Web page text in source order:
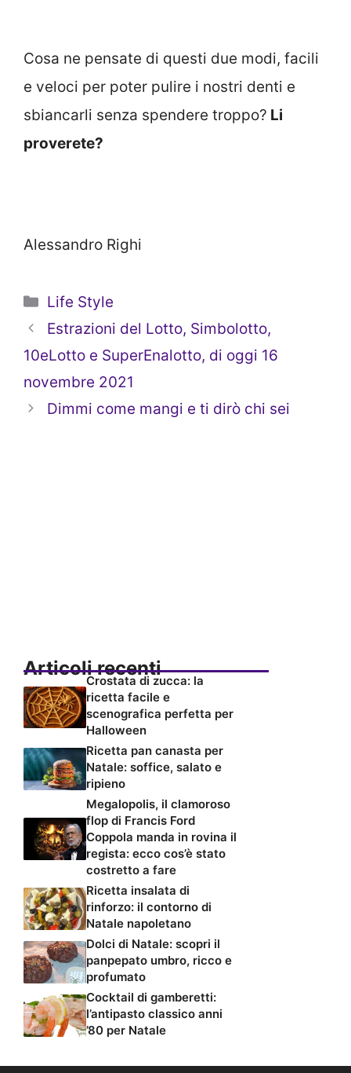
Cosa ne pensate di questi due modi, facili
e veloci per poter pulire i nostri denti e
sbiancarli senza spendere troppo? Li
proverete?
Alessandro Righi
Categorie
Life Style
Estrazioni del Lotto, Simbolotto,
10eLotto e SuperEnalotto, di oggi 16
novembre 2021
Dimmi come mangi e ti dirò chi sei
Articoli recenti
Crostata di zucca: la
ricetta facile e
scenografica perfetta per
Halloween
Ricetta pan canasta per
Natale: soffice, salato e
ripieno
Megalopolis, il clamoroso
flop di Francis Ford
Coppola manda in rovina il
regista: ecco cos’è stato
costretto a fare
Ricetta insalata di
rinforzo: il contorno di
Natale napoletano
Dolci di Natale: scopri il
panpepato umbro, ricco e
profumato
Cocktail di gamberetti:
l’antipasto classico anni
’80 per Natale